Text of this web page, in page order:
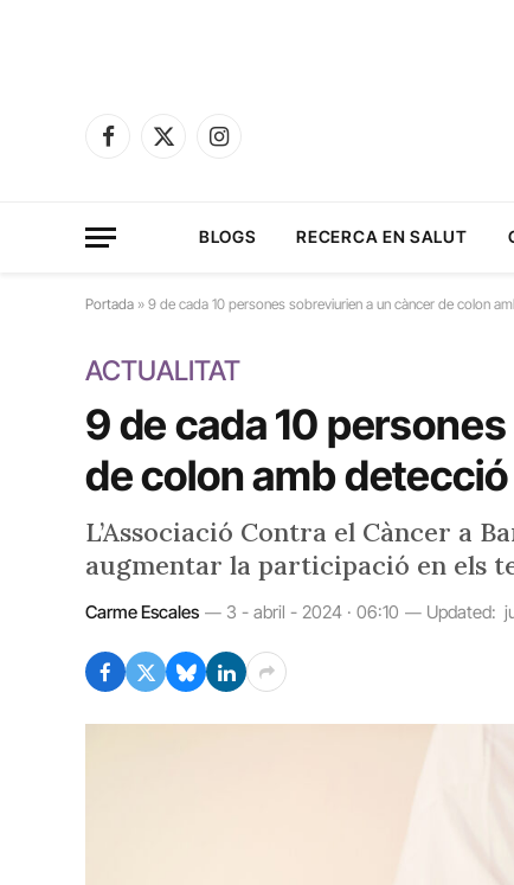
Facebook
X
Instagram
BLOGS RECERCA EN SALUT
Portada » 9 de cada 10 persones sobreviurien a un càncer de colon
ACTUALITAT
9 de cada 10
de colon amb
L’Associació Contra el Càncer a
augmentar la participació en els
Carme Escales 3 - abril - 2024 · 06:10 Updated: